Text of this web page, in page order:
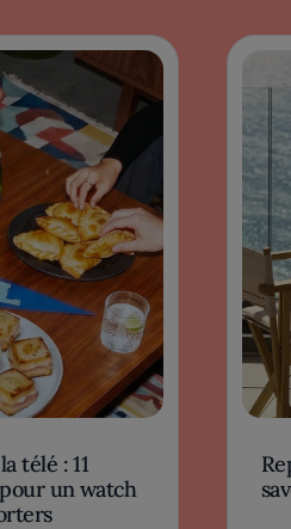
télé : 11
un watch